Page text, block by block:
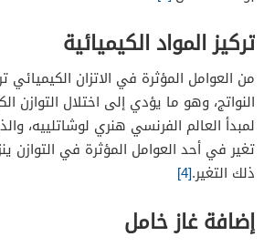
تركيز المواد الكيميائية
من العوامل المؤثرة في الاتزان الكيميائي
النواتج، وهو ما يؤدي إلى اختلال التوازن
لمبدأ العالم الفرنسي هنري لوشاتلييه،
تغير في أحد العوامل المؤثرة في التوازن
ذلك التغير.[4]
إضافة غاز خامل